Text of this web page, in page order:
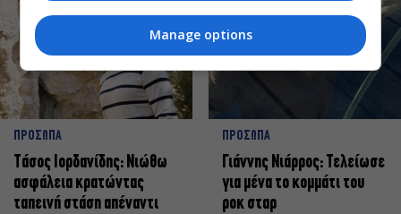
ΠΡΟΣΩΠΑ
Tάσος Ιορδανίδης: Νιώθω
ασφάλεια κρατώντας
ταπεινή στάση απέναντι
ΠΡΟΣΩΠΑ
Γιάννης Νιάρρος: Τελείωσε
για μένα το κομμάτι του
ροκ σταρ
Manage options